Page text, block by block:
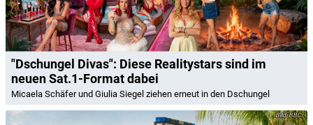
"Dschungel Divas": Diese Realitystars sind im
neuen Sat.1-Format dabei
Micaela Schäfer und Giulia Siegel ziehen erneut in den Dschungel
BBC